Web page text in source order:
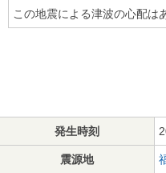
この地震による津波の心配は
発生時刻
震源地